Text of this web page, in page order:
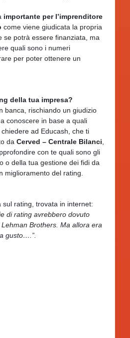
importante per l’imprenditore
come viene giudicata la propria
se potrà essere finanziata, ma
quali sono i numeri
per poter ottenere un
della tua impresa?
banca, rischiando un giudizio
conoscere in base a quali
ad Educash, che ti
da Cerved – Centrale Bilanci
con te quali sono gli
o della tua gestione dei fidi da
miglioramento del rating.
rating, trovata in internet:
di rating avrebbero dovuto
Brothers. Ma allora era
gusto….”.